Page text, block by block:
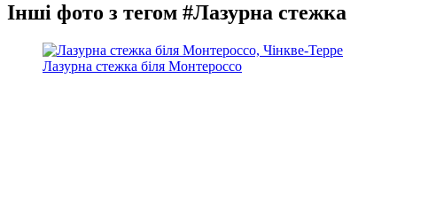
Інші фото з тегом #Лазурна стежка
Лазурна стежка біля Монтероссо